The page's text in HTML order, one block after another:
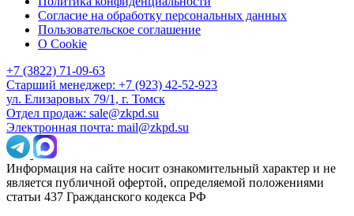
Согласие на обработку персональных данных
Пользовательское соглашение
О Cookie
+7 (3822) 71-09-63
Старший менеджер: +7 (923) 42-52-923
ул. Елизаровых 79/1, г. Томск
Отдел продаж: sale@zkpd.su
Электронная почта: mail@zkpd.su
Информация на сайте носит ознакомительный характер и не
является публичной офертой, определяемой положениями
статьи 437 Гражданского кодекса РФ